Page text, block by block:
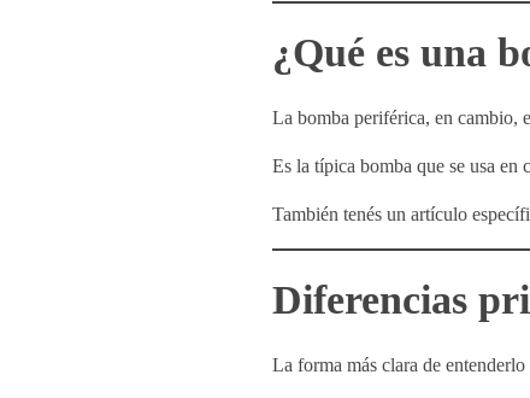
¿Qué es una
La bomba periférica, en cambio,
Es la típica bomba que se usa en
También tenés un artículo
Diferencias
La forma más clara de entenderlo